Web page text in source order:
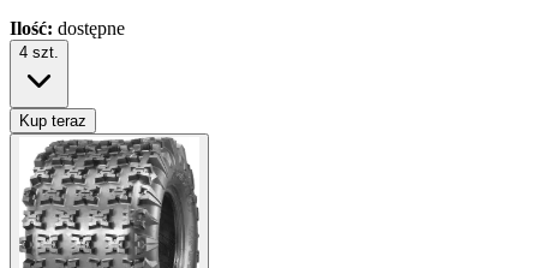
Ilość: dostępne
4 szt.
Kup teraz